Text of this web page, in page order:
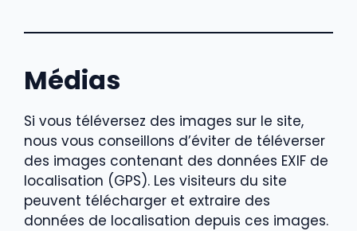
Médias
Si vous téléversez des images sur le site,
nous vous conseillons d’éviter de téléverser
des images contenant des données EXIF de
localisation (GPS). Les visiteurs du site
peuvent télécharger et extraire des
données de localisation depuis ces images.